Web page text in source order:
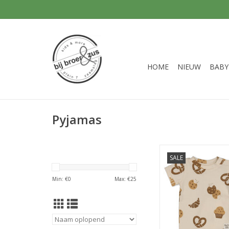
HOME NIEUW BABY
Pyjamas
Min: €0 Max: €25
SALE
Summerwear by
TOEVOEGEN AAN